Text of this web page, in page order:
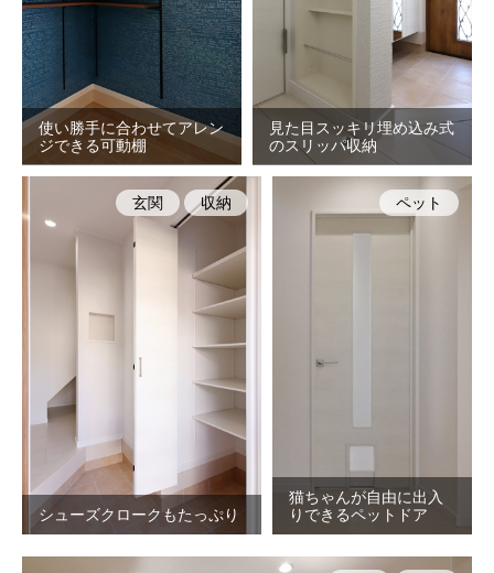
使い勝手に合わせてアレン
ジできる可動棚
見た目スッキリ埋め込み式
のスリッパ収納
シューズクロークもたっぷり
玄関 収納
猫ちゃんが自由に出入
りできるペットドア
ペット